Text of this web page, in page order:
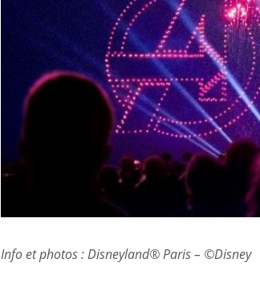
Info et photos : Disneyland® Paris – ©Disney